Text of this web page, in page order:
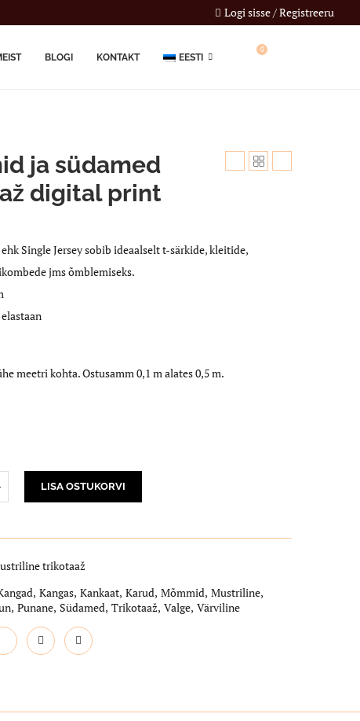
Logi sisse / Registreeru
BLOGI KONTAKT EESTI
0
ja südamed
digital print
Single Jersey sobib ideaalselt t-särkide, kleitide,
jms õmblemiseks.
meetri kohta. Ostusamm 0,1 m alates 0,5 m.
LISA OSTUKORVI
trikotaaž
, Kangas, Kankaat, Karud, Mõmmid, Mustriline,
, Punane, Südamed, Trikotaaž, Valge, Värviline